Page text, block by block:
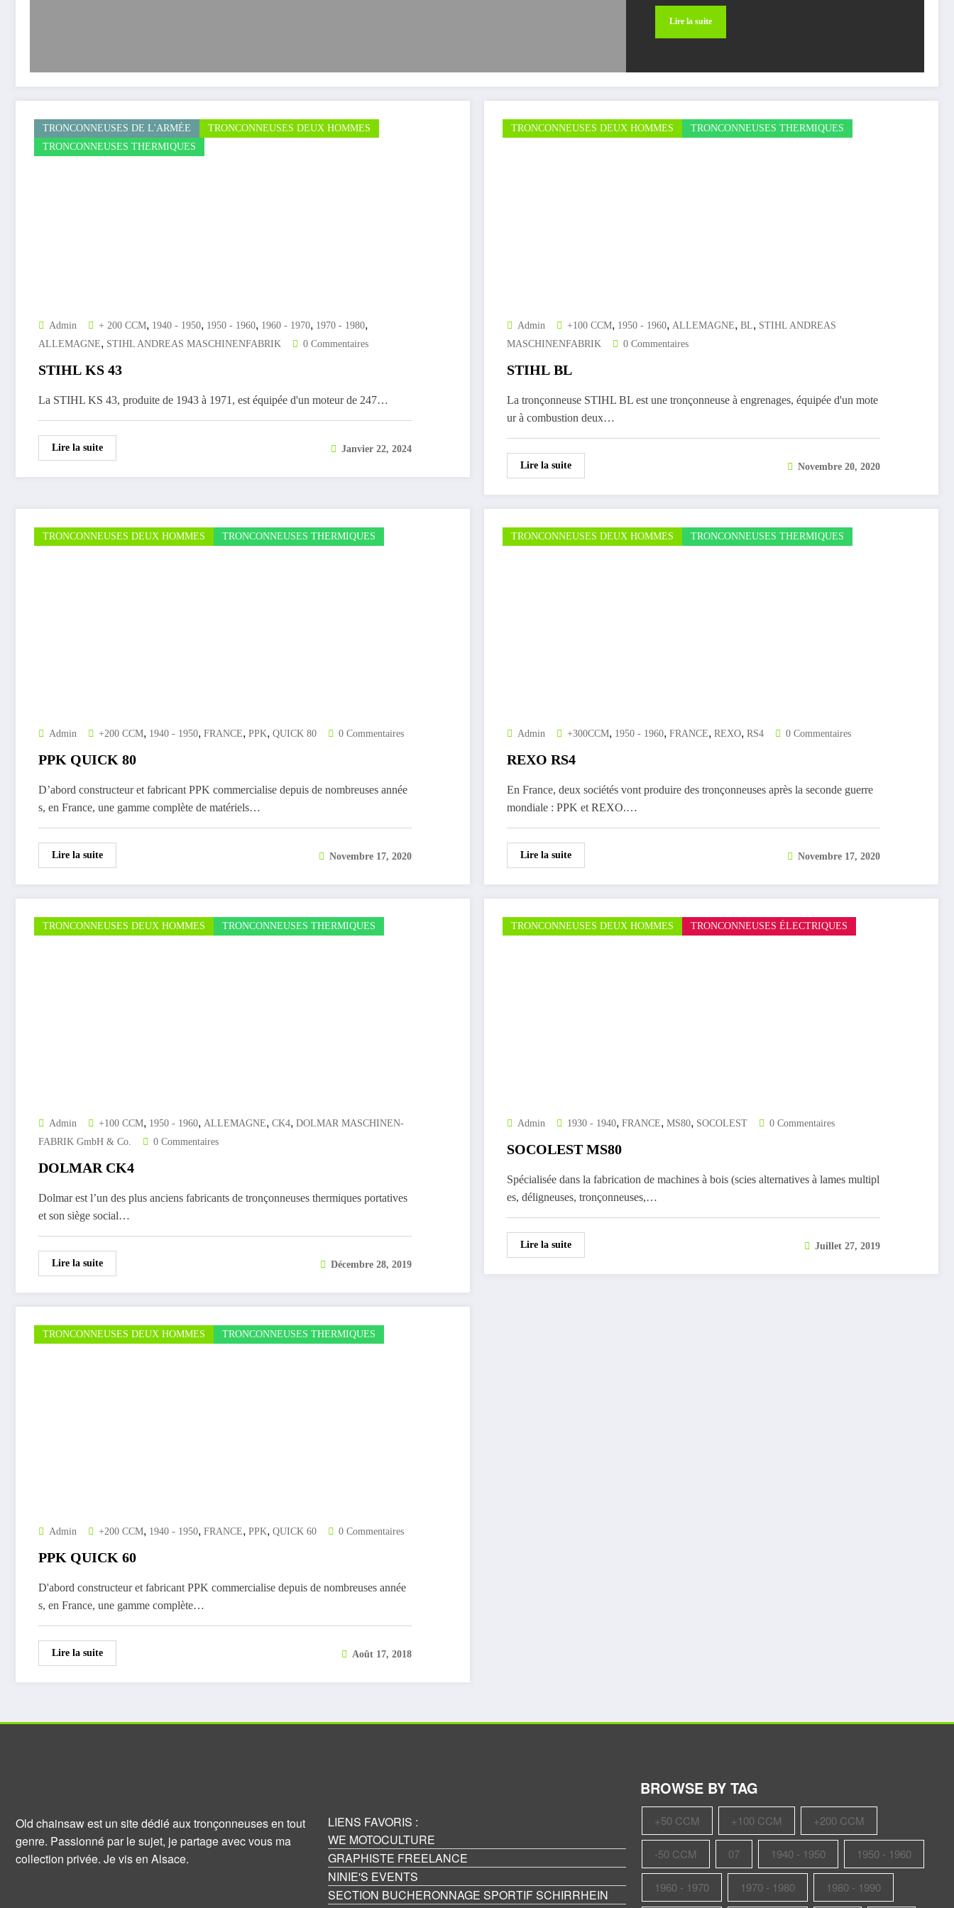
Lire la suite
TRONCONNEUSES DE L'ARMÉE
TRONCONNEUSES DEUX HOMMES
TRONCONNEUSES THERMIQUES
Admin + 200 CCM, 1940 - 1950, 1950 - 1960, 1960 - 1970, 1970 - 1980,
ALLEMAGNE, STIHL ANDREAS MASCHINENFABRIK 0 Commentaires
STIHL KS 43
La STIHL KS 43, produite de 1943 à 1971, est équipée d'un moteur de 247…
Lire la suite Janvier 22, 2024
TRONCONNEUSES DEUX HOMMES TRONCONNEUSES THERMIQUES
Admin +100 CCM, 1950 - 1960, ALLEMAGNE, BL, STIHL ANDREAS
MASCHINENFABRIK
0 Commentaires
STIHL BL
La tronçonneuse STIHL BL est une tronçonneuse à engrenages, équipée d'un mote
ur à combustion deux…
Lire la suite Novembre 20, 2020
TRONCONNEUSES DEUX HOMMES TRONCONNEUSES THERMIQUES
Admin +200 CCM, 1940 - 1950, FRANCE, PPK, QUICK 80 0 Commentaires
PPK QUICK 80
D’abord constructeur et fabricant PPK commercialise depuis de nombreuses année
s, en France, une gamme complète de matériels…
Lire la suite Novembre 17, 2020
TRONCONNEUSES DEUX HOMMES TRONCONNEUSES THERMIQUES
Admin +300CCM, 1950 - 1960, FRANCE, REXO, RS4 0 Commentaires
REXO RS4
En France, deux sociétés vont produire des tronçonneuses après la seconde guerre
mondiale : PPK et REXO.…
Lire la suite Novembre 17, 2020
TRONCONNEUSES DEUX HOMMES TRONCONNEUSES THERMIQUES
Admin +100 CCM, 1950 - 1960, ALLEMAGNE, CK4, DOLMAR MASCHINEN-
FABRIK GmbH & Co.
0 Commentaires
DOLMAR CK4
Dolmar est l’un des plus anciens fabricants de tronçonneuses thermiques portatives
et son siège social…
Lire la suite Décembre 28, 2019
TRONCONNEUSES DEUX HOMMES TRONCONNEUSES ÉLECTRIQUES
Admin 1930 - 1940, FRANCE, MS80, SOCOLEST 0 Commentaires
SOCOLEST MS80
Spécialisée dans la fabrication de machines à bois (scies alternatives à lames multipl
es, déligneuses, tronçonneuses,…
Lire la suite Juillet 27, 2019
TRONCONNEUSES DEUX HOMMES TRONCONNEUSES THERMIQUES
Admin +200 CCM, 1940 - 1950, FRANCE, PPK, QUICK 60 0 Commentaires
PPK QUICK 60
D'abord constructeur et fabricant PPK commercialise depuis de nombreuses année
s, en France, une gamme complète…
Lire la suite Août 17, 2018
Old chainsaw est un site dédié aux tronçonneuses en tout
genre. Passionné par le sujet, je partage avec vous ma
collection privée. Je vis en Alsace.
LIENS FAVORIS :
WE MOTOCULTURE
GRAPHISTE FREELANCE
NINIE'S EVENTS
SECTION BUCHERONNAGE SPORTIF SCHIRRHEIN
BROWSE BY TAG
+50 CCM +100 CCM +200 CCM
-50 CCM 07 1940 - 1950 1950 - 1960
1960 - 1970 1970 - 1980 1980 - 1990